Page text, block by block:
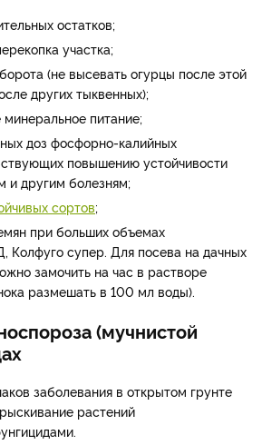
остатков;
участка;
(не высевать огурцы после этой
других тыквенных);
питание;
доз фосфорно-калийных
повышению устойчивости
и другим болезням;
сортов;
при больших объемах
Колфуго супер. Для посева на дачных
замочить на час в растворе
размешать в 100 мл воды).
(мучнистой
заболевания в открытом грунте
растений